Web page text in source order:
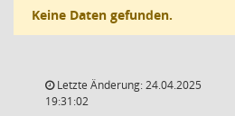
Keine Daten gefunden.
Letzte Änderung: 24.04.2025
19:31:02